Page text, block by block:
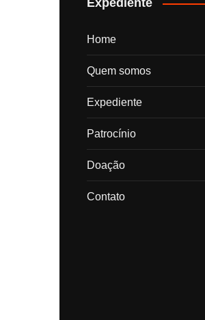
Expediente
Home
Quem somos
Expediente
Patrocínio
Doação
Contato